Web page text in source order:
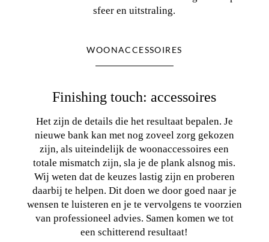
sfeer en uitstraling.
WOONACCESSOIRES
Finishing touch: accessoires
Het zijn de details die het resultaat bepalen. Je
nieuwe bank kan met nog zoveel zorg gekozen
zijn, als uiteindelijk de woonaccessoires een
totale mismatch zijn, sla je de plank alsnog mis.
Wij weten dat de keuzes lastig zijn en proberen
daarbij te helpen. Dit doen we door goed naar je
wensen te luisteren en je te vervolgens te voorzien
van professioneel advies. Samen komen we tot
een schitterend resultaat!